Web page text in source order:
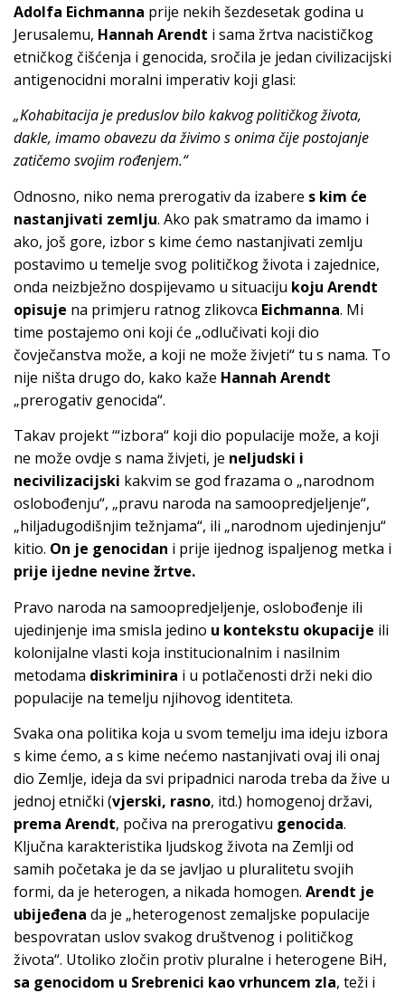
Adolfa Eichmanna prije nekih šezdesetak godina u
Jerusalemu, Hannah Arendt i sama žrtva nacističkog
etničkog čišćenja i genocida, sročila je jedan civilizacijski
antigenocidni moralni imperativ koji glasi:
„Kohabitacija je preduslov bilo kakvog političkog života,
dakle, imamo obavezu da živimo s onima čije postojanje
zatičemo svojim rođenjem.“
Odnosno, niko nema prerogativ da izabere s kim će
nastanjivati zemlju. Ako pak smatramo da imamo i
ako, još gore, izbor s kime ćemo nastanjivati zemlju
postavimo u temelje svog političkog života i zajednice,
onda neizbježno dospijevamo u situaciju koju Arendt
opisuje na primjeru ratnog zlikovca Eichmanna. Mi
time postajemo oni koji će „odlučivati koji dio
čovječanstva može, a koji ne može živjeti“ tu s nama. To
nije ništa drugo do, kako kaže Hannah Arendt
„prerogativ genocida“.
Takav projekt ‘“izbora“ koji dio populacije može, a koji
ne može ovdje s nama živjeti, je neljudski i
necivilizacijski kakvim se god frazama o „narodnom
oslobođenju“, „pravu naroda na samoopredjeljenje“,
„hiljadugodišnjim težnjama“, ili „narodnom ujedinjenju“
kitio. On je genocidan i prije ijednog ispaljenog metka i
prije ijedne nevine žrtve.
Pravo naroda na samoopredjeljenje, oslobođenje ili
ujedinjenje ima smisla jedino u kontekstu okupacije ili
kolonijalne vlasti koja institucionalnim i nasilnim
metodama diskriminira i u potlačenosti drži neki dio
populacije na temelju njihovog identiteta.
Svaka ona politika koja u svom temelju ima ideju izbora
s kime ćemo, a s kime nećemo nastanjivati ovaj ili onaj
dio Zemlje, ideja da svi pripadnici naroda treba da žive u
jednoj etnički (vjerski, rasno, itd.) homogenoj državi,
prema Arendt, počiva na prerogativu genocida.
Ključna karakteristika ljudskog života na Zemlji od
samih početaka je da se javljao u pluralitetu svojih
formi, da je heterogen, a nikada homogen. Arendt je
ubijeđena da je „heterogenost zemaljske populacije
bespovratan uslov svakog društvenog i političkog
života“. Utoliko zločin protiv pluralne i heterogene BiH,
sa genocidom u Srebrenici kao vrhuncem zla, teži i